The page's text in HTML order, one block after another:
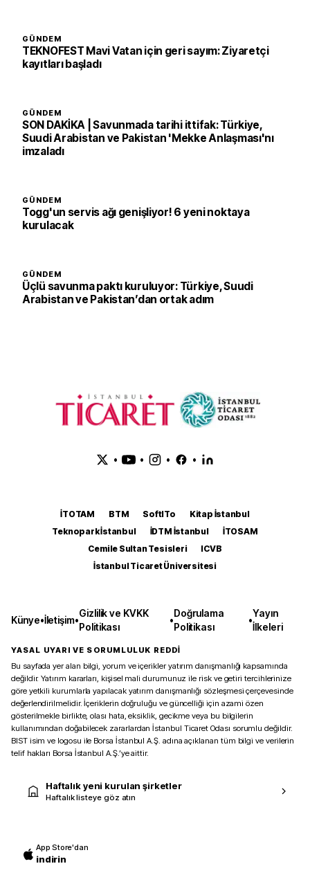
GÜNDEM
TEKNOFEST Mavi Vatan için geri sayım: Ziyaretçi
kayıtları başladı
GÜNDEM
SON DAKİKA | Savunmada tarihi ittifak: Türkiye,
Suudi Arabistan ve Pakistan 'Mekke Anlaşması'nı
imzaladı
GÜNDEM
Togg'un servis ağı genişliyor! 6 yeni noktaya
kurulacak
GÜNDEM
Üçlü savunma paktı kuruluyor: Türkiye, Suudi
Arabistan ve Pakistan’dan ortak adım
• • • •
İTOTAM BTM SoftITo
Kitap İstanbul
Teknopark İstanbul
İDTM İstanbul
İTOSAM
Cemile Sultan Tesisleri
ICVB
İstanbul Ticaret Üniversitesi
Künye•İletişim•
Gizlilik ve KVKK
Politikası
•
Doğrulama
Politikası
•
Yayın
İlkeleri
YASAL UYARI VE SORUMLULUK REDDİ
Bu sayfada yer alan bilgi, yorum ve içerikler yatırım danışmanlığı kapsamında
değildir. Yatırım kararları, kişisel mali durumunuz ile risk ve getiri tercihlerinize
göre yetkili kurumlarla yapılacak yatırım danışmanlığı sözleşmesi çerçevesinde
değerlendirilmelidir. İçeriklerin doğruluğu ve güncelliği için azami özen
gösterilmekle birlikte, olası hata, eksiklik, gecikme veya bu bilgilerin
kullanımından doğabilecek zararlardan İstanbul Ticaret Odası sorumlu değildir.
BIST isim ve logosu ile Borsa İstanbul A.Ş. adına açıklanan tüm bilgi ve verilerin
telif hakları Borsa İstanbul A.Ş.’ye aittir.
Haftalık yeni kurulan şirketler
Haftalık listeye göz atın
App Store'dan
indirin